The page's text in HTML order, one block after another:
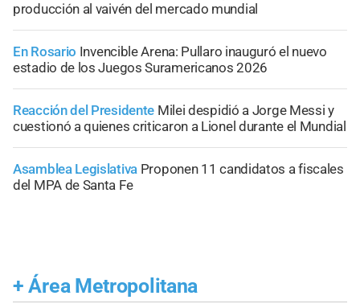
producción al vaivén del mercado mundial
En Rosario Invencible Arena: Pullaro inauguró el nuevo
estadio de los Juegos Suramericanos 2026
Reacción del Presidente Milei despidió a Jorge Messi y
cuestionó a quienes criticaron a Lionel durante el Mundial
Asamblea Legislativa Proponen 11 candidatos a fiscales
del MPA de Santa Fe
+ Área Metropolitana